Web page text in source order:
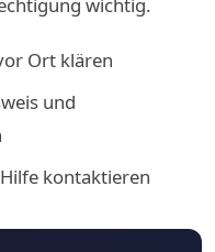
Ort klären
und
kontaktieren